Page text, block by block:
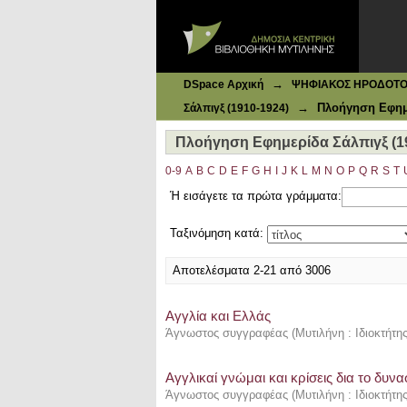
DSpace Αρχική → ΨΗΦΙΑΚΟΣ ΗΡΟΔΟΤΟΣ:
Σάλπιγξ (1910-1924)
→ Πλοήγηση
Πλοήγηση Εφημερίδα Σάλπιγξ
0-9 A B C D E F G H J K L M N O P Q R S T
Ή εισάγετε τα πρώτα γράμματα:
Ταξινόμηση κατά:
Αποτελέσματα 2-21 από 3006
Αγγλία και Ελλάς
Άγνωστος συγγραφέας (Μυτιλήνη :
Αγγλικαί γνώμαι και κρίσεις δια το
Άγνωστος συγγραφέας (Μυτιλήνη :